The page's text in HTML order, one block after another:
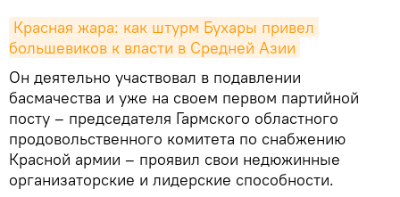
Красная жара: как штурм Бухары привел
большевиков к власти в Средней Азии
Он деятельно участвовал в подавлении
басмачества и уже на своем первом партийной
посту – председателя Гармского областного
продовольственного комитета по снабжению
Красной армии – проявил свои недюжинные
организаторские и лидерские способности.